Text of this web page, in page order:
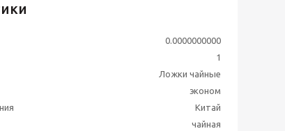
0.0000000000
1
Ложки чайные
эконом
Китай
чайная